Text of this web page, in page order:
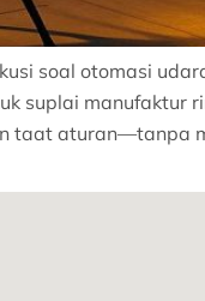
soal otomasi
suplai manufaktur
taat aturan—tanpa